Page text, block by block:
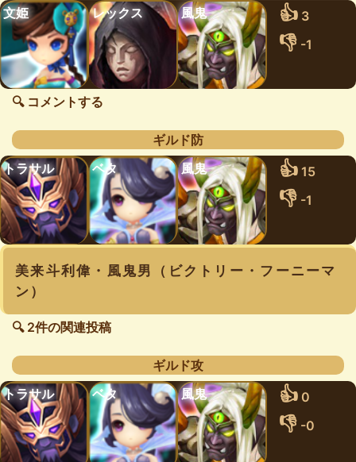
文姫
レックス 風鬼 👍 3
👎 -1
🔍 コメントする
ギルド防
トラサル
ベタ 風鬼 👍 15
👎 -1
美来斗利偉・風鬼男（ビクトリー・フーニーマ
ン）
🔍 2件の関連投稿
ギルド攻
トラサル
ベタ 風鬼 👍 0
👎 -0